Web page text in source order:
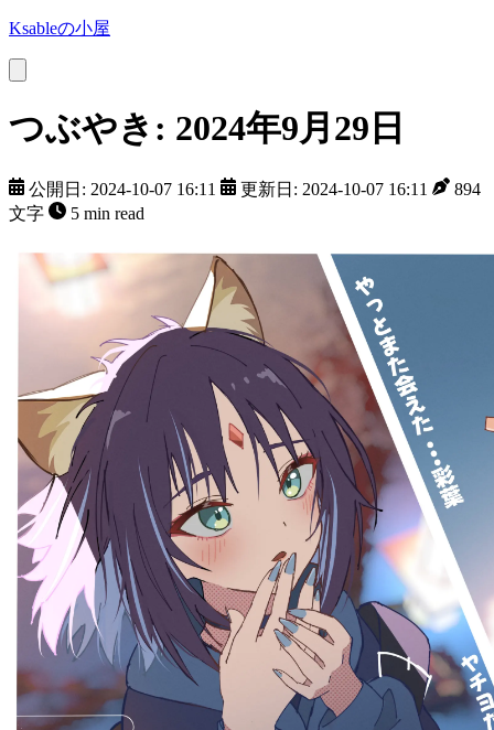
Ksableの小屋
つぶやき: 2024年9月29日
公開日: 2024-10-07 16:11 更新日: 2024-10-07 16:11
894
文字
5 min read